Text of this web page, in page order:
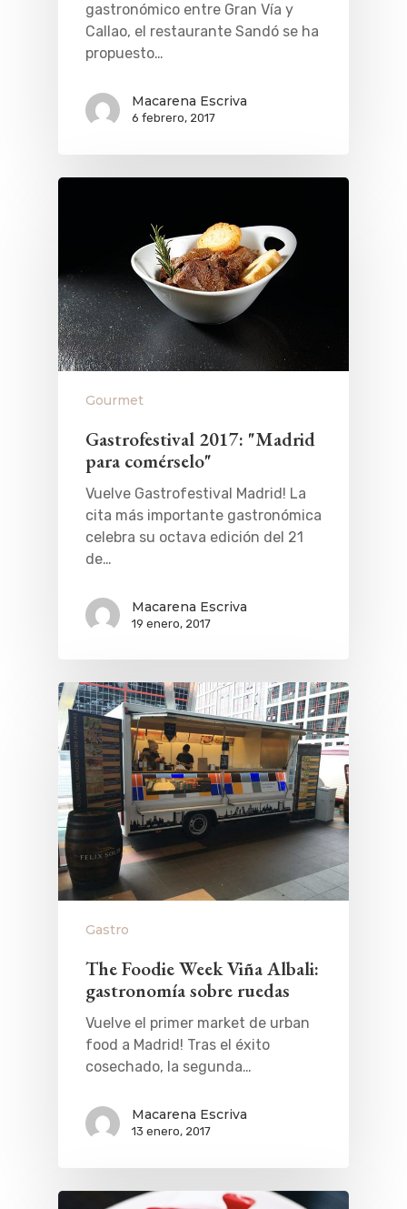
gastronómico entre Gran Vía y
Callao, el restaurante Sandó se ha
propuesto…
Macarena Escriva
6 febrero, 2017
Gourmet
Gastrofestival 2017: "Madrid
para comérselo"
Vuelve Gastrofestival Madrid! La
cita más importante gastronómica
celebra su octava edición del 21
de…
Macarena Escriva
19 enero, 2017
Gastro
The Foodie Week Viña Albali:
gastronomía sobre ruedas
Vuelve el primer market de urban
food a Madrid! Tras el éxito
cosechado, la segunda…
Macarena Escriva
13 enero, 2017